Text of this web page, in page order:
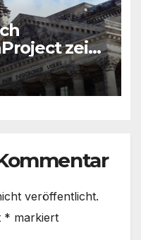
zeigt
veröffentlicht.
* markiert